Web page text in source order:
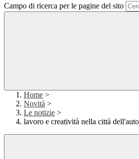
Campo di ricerca per le pagine del sito
Home >
Novità >
Le notizie >
lavoro e creatività nella città